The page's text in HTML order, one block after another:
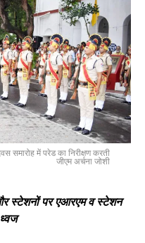
समारोह में परेड का निरीक्षण करती
जीएम अर्चना जोशी
स्टेशनों पर एआरएम व स्टेशन
ध्वज